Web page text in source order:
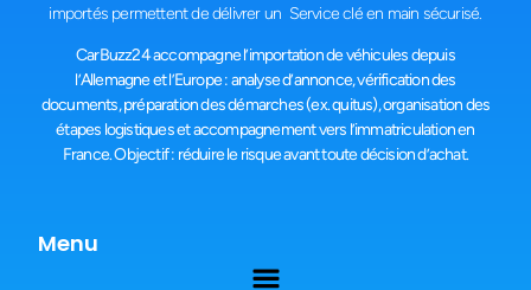
importés permettent de délivrer un Service clé en main sécurisé.
CarBuzz24 accompagne l’importation de véhicules depuis
l’Allemagne et l’Europe : analyse d’annonce, vérification des
documents, préparation des démarches (ex. quitus), organisation des
étapes logistiques et accompagnement vers l’immatriculation en
France. Objectif : réduire le risque avant toute décision d’achat.
Menu